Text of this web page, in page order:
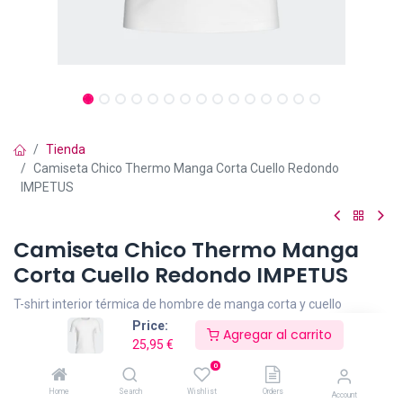
Price:
25,95 €
Agregar al carrito
Home Search
0
Wishlist Orders Account
Tienda
Camiseta Chico Thermo Manga Corta Cuello Redondo
IMPETUS
Camiseta Chico Thermo Manga
Corta Cuello Redondo IMPETUS
T-shirt interior térmica de hombre de manga corta y cuello
redondo. Aísla la temperatura corporal reduciendo los peligros del
excesivo enfriamiento producido por las bajas temperaturas. Sin
Fabricado en Portugal. Composición: 95% Poliéster + 5% Elastano